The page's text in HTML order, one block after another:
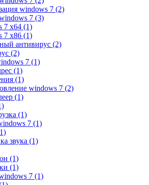
windows 7 (2)
7 (3)
7 x64 (1)
7 x86 (1)
антивирус (2)
(2)
7 (1)
(1)
(1)
windows 7 (2)
(1)
(1)
7 (1)
звука (1)
(1)
(1)
7 (1)